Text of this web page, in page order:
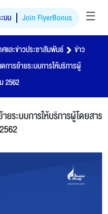
บบ Join FlyerBonus ☰
และข่าวประชาสัมพันธ์
ข่าว
การย้ายระบบการให้บริการผู้
2562
ยระบบการให้บริการผู้โดยสาร